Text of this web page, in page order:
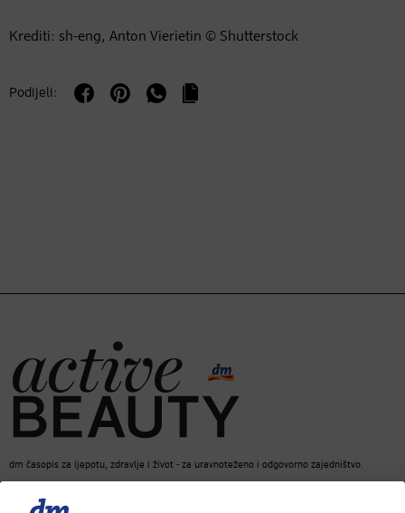
Krediti: sh-eng, Anton Vierietin © Shutterstock
Podijeli:
dm časopis za ljepotu, zdravlje i život - za uravnoteženo i odgovorno zajedništvo.